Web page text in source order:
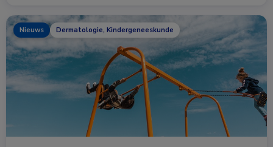
Nieuws Dermatologie, Kindergeneeskunde